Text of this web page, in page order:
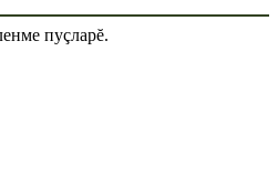
пуçларĕ.